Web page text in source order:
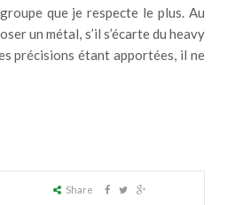
que je respecte le plus. Au
un métal, s’il s’écarte du heavy
précisions étant apportées, il ne
Share